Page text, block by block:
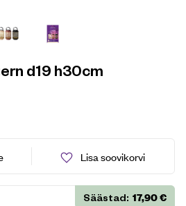
d19 h30cm
Lisa soovikorvi
Säästad: 17,90€